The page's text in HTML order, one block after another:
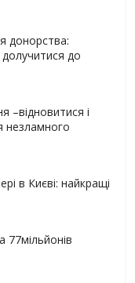
донорства:
до
–відновитися і
незламного
в Києві: найкращі
77мільйонів